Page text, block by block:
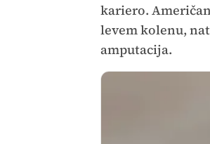
kariero.
levem kolenu,
amputacija.